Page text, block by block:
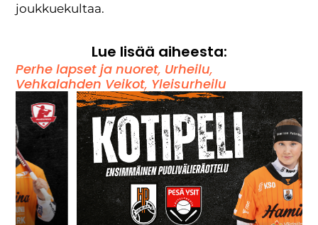
joukkuekultaa.
Lue lisää aiheesta:
Perhe lapset ja nuoret, Urheilu,
Vehkalahden Veikot, Yleisurheilu